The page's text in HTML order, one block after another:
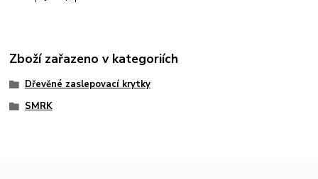
Zboží zařazeno v kategoriích
Dřevěné zaslepovací krytky
SMRK